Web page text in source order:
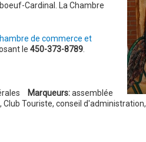
Cardinal. La Chambre
de commerce et
le 450-373-8789.
Marqueurs: assemblée
, Club Touriste, conseil d'administration,